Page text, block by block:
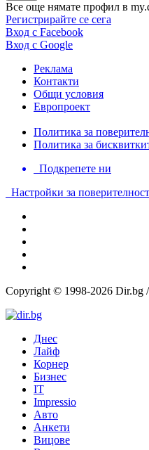
Все още нямате профил в
Регистрирайте се сега
Вход с Facebook
Вход с Google
Реклама
Контакти
Общи условия
Европроект
Политика за
Политика за
Подкрепете ни
Настройки за
Copyright © 1998-2026 Dir.bg
Днес
Лайф
Корнер
Бизнес
IT
Impressio
Авто
Анкети
Вицове